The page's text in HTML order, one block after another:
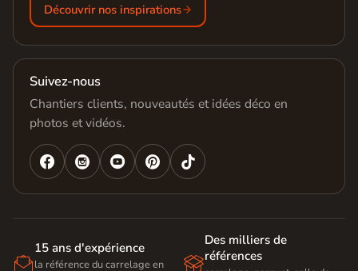
Découvrir nos inspirations
Suivez-nous
Chantiers clients, nouveautés et idées déco en
photos et vidéos.
   

15 ans d'expérience
la référence du carrelage en

Des milliers de
références